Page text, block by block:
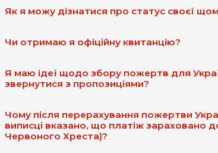
Як я можу дізнатися про статус своєї
Чи отримаю я офіційну квитанцію?
Я маю ідеї щодо збору пожертв для
звернутися з пропозиціями?
Чому після перерахування пожертви
виписці вказано, що платіж зараховано
Червоного Хреста)?